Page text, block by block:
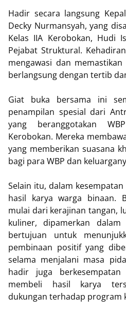
Hadir secara langsung
Decky Nurmansyah, yang
Kelas IIA Kerobokan, Hudi
Pejabat Struktural.
mengawasi dan
berlangsung dengan tertib
Giat buka bersama ini
penampilan spesial dari
yang beranggotakan
Kerobokan. Mereka
yang memberikan suasana
bagi para WBP dan
Selain itu, dalam
hasil karya warga binaan.
mulai dari kerajinan tangan,
kuliner, dipamerkan
bertujuan untuk
pembinaan positif yang
selama menjalani masa
hadir juga
membeli hasil karya
dukungan terhadap program